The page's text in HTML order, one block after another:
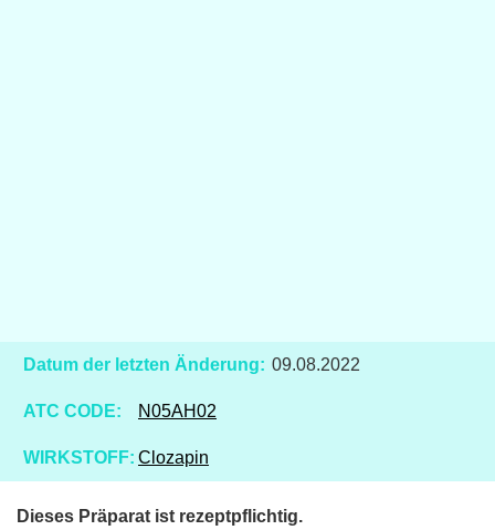
Datum der letzten Änderung: 09.08.2022
ATC CODE: N05AH02
WIRKSTOFF: Clozapin
Dieses Präparat ist rezeptpflichtig.